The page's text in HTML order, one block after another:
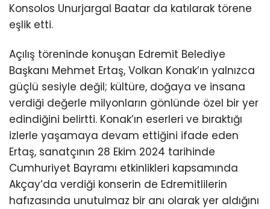
Konsolos Unurjargal Baatar da katılarak törene
eşlik etti.
Açılış töreninde konuşan Edremit Belediye
Başkanı Mehmet Ertaş, Volkan Konak’ın yalnızca
güçlü sesiyle değil; kültüre, doğaya ve insana
verdiği değerle milyonların gönlünde özel bir yer
edindiğini belirtti. Konak’ın eserleri ve bıraktığı
izlerle yaşamaya devam ettiğini ifade eden
Ertaş, sanatçının 28 Ekim 2024 tarihinde
Cumhuriyet Bayramı etkinlikleri kapsamında
Akçay’da verdiği konserin de Edremitlilerin
hafızasında unutulmaz bir anı olarak yer aldığını